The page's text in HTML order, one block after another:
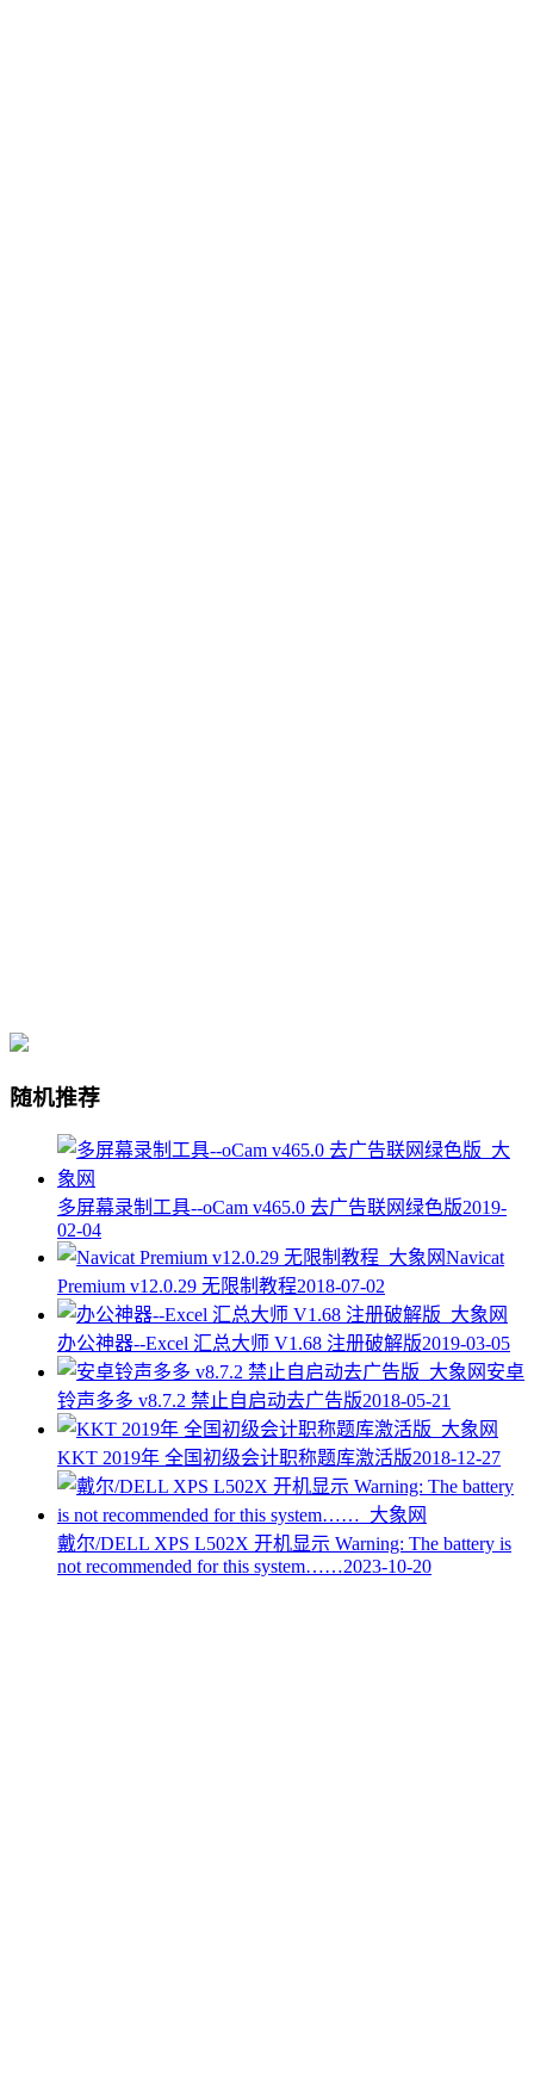
随机推荐
多屏幕录制工具--oCam v465.0 去广告联网绿色版2019-
02-04
Navicat
Premium v12.0.29 无限制教程2018-07-02
办公神器--Excel 汇总大师 V1.68 注册破解版2019-03-05
安卓
铃声多多 v8.7.2 禁止自启动去广告版2018-05-21
KKT 2019年 全国初级会计职称题库激活版2018-12-27
戴尔/DELL XPS L502X 开机显示 Warning: The battery is
not recommended for this system……2023-10-20